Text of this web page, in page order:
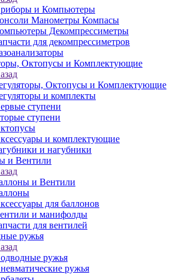
и Компьютеры
Манометры Компасы
Декомпрессиметры
для декомпрессиметров
Октопусы и Комплектующие
Октопусы и Комплектующие
и комплекты
ступени
ступени
и комплектующие
и нагубники
и Вентили
и Вентили
для баллонов
и манифолды
для вентилей
ружья
ружья
ружья